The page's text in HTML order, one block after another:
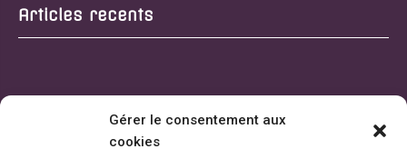
Gérer le consentement aux
cookies
Articles recents